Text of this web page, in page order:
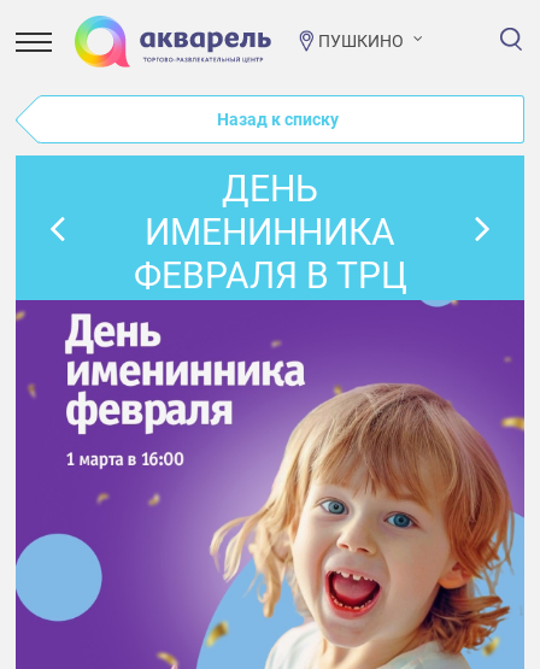
ПУШКИНО
Назад к списку
ДЕНЬ
ИМЕНИННИКА
ФЕВРАЛЯ В ТРЦ